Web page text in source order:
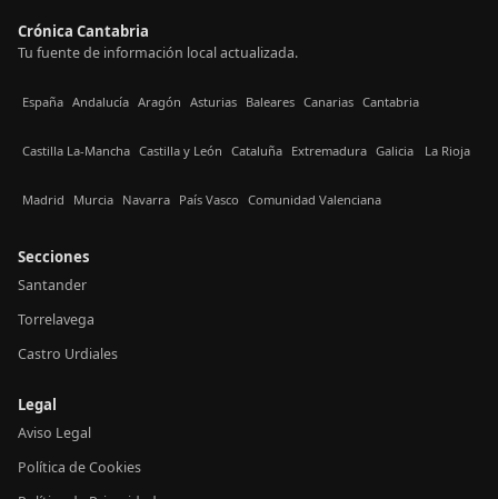
Crónica Cantabria
Tu fuente de información local actualizada.
España Andalucía Aragón Asturias Baleares Canarias Cantabria
Castilla La-Mancha Castilla y León Cataluña Extremadura Galicia La Rioja
Madrid Murcia Navarra País Vasco Comunidad Valenciana
Secciones
Santander
Torrelavega
Castro Urdiales
Legal
Aviso Legal
Política de Cookies